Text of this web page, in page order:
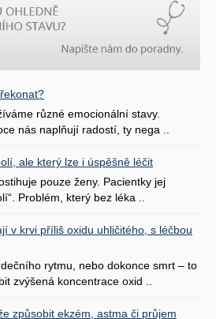
různé emocionální stavy.
nás naplňují radostí, ty nega ..
ale který lze i úspěšně léčit
pouze ženy. Pacientky jej
Problém, který bez léka ..
v krvi příliš oxidu uhličitého, s léčbou
rytmu, nebo dokonce smrt – to
zvýšená koncentrace oxid ..
způsobit ekzém, astma či průjem